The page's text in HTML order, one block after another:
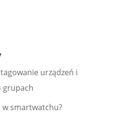
urządzeń i
grupach
w smartwatchu?